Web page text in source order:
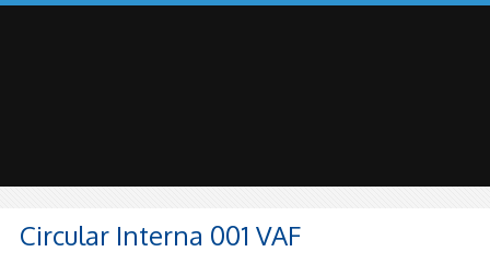
Circular Interna 001 VAF